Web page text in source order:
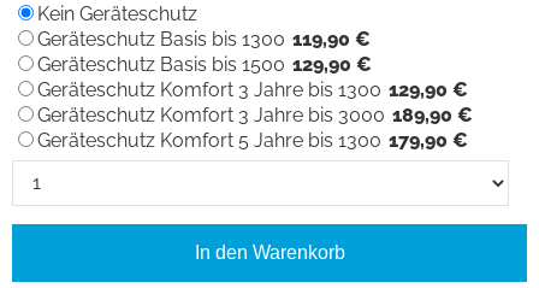
Kein Geräteschutz
Geräteschutz Basis bis 1300 119,90 €
Geräteschutz Basis bis 1500 129,90 €
Geräteschutz Komfort 3 Jahre bis 1300 129,90 €
Geräteschutz Komfort 3 Jahre bis 3000 189,90 €
Geräteschutz Komfort 5 Jahre bis 1300 179,90 €
In den Warenkorb